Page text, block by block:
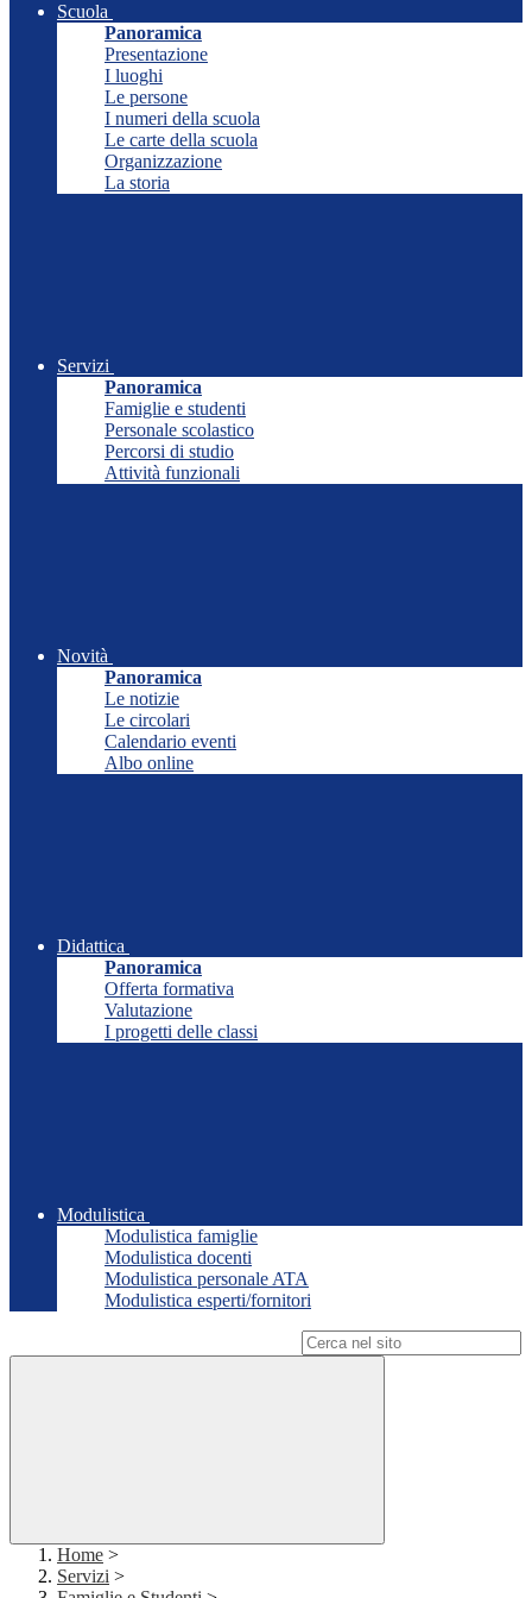
Scuola
Panoramica
Presentazione
I luoghi
Le persone
I numeri della scuola
Le carte della scuola
Organizzazione
La storia
Servizi
Panoramica
Famiglie e studenti
Personale scolastico
Percorsi di studio
Attività funzionali
Novità
Panoramica
Le notizie
Le circolari
Calendario eventi
Albo online
Didattica
Panoramica
Offerta formativa
Valutazione
I progetti delle classi
Modulistica
Modulistica famiglie
Modulistica docenti
Modulistica personale ATA
Modulistica esperti/fornitori
Home >
Servizi >